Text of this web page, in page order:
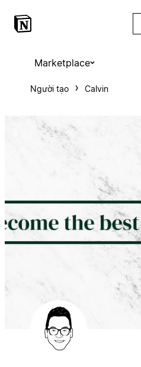
Marketplace
Người tạo Calvin